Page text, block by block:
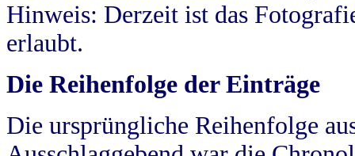
Hinweis: Derzeit ist das
erlaubt.
Die Reihenfolge der Einträge
Die ursprüngliche Reihenfolge